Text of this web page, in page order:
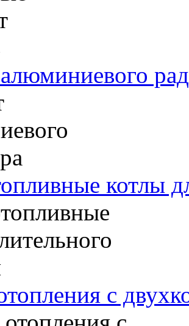
котлы
с